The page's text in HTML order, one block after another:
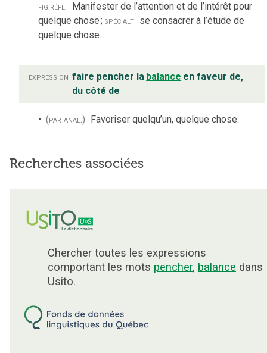
fig.réfl. Manifester de l’attention et de l’intérêt pour
quelque chose; spécialt se consacrer à l’étude de
quelque chose.
expression faire pencher la balance en faveur de,
du côté de
(par anal.) Favoriser quelqu’un, quelque chose.
Recherches associées
Chercher toutes les expressions
comportant les mots pencher, balance dans
Usito.